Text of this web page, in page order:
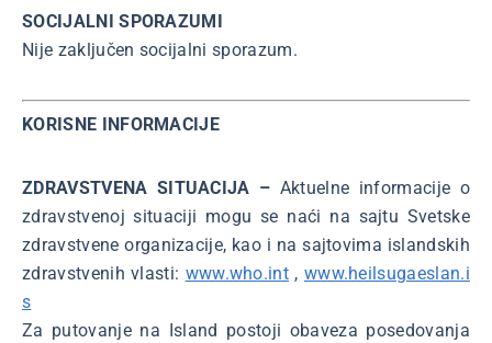
SOCIJALNI SPORAZUMI
Nije zaključen socijalni sporazum.
KORISNE INFORMACIJE
ZDRAVSTVENA SITUACIJA – Aktuelne informacije o
zdravstvenoj situaciji mogu se naći na sajtu Svetske
zdravstvene organizacije, kao i na sajtovima islandskih
zdravstvenih vlasti: www.who.int , www.heilsugaeslan.i
s
Za putovanje na Island postoji obaveza posedovanja